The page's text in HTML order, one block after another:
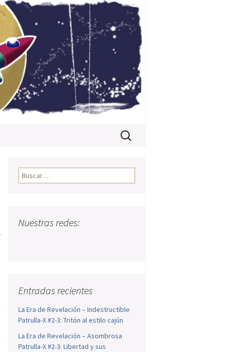
Buscar:
Buscar:
Nuestras redes:
Entradas recientes
La Era de Revelación – Indestructible
Patrulla-X #2-3: Tritón al estilo cajún
La Era de Revelación – Asombrosa
Patrulla-X #2-3: Libertad y sus